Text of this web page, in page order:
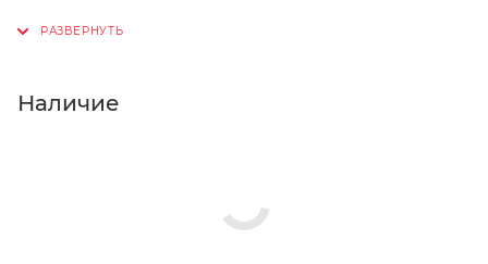
Нажмите кнопку «Оформить заказ».
Наличие